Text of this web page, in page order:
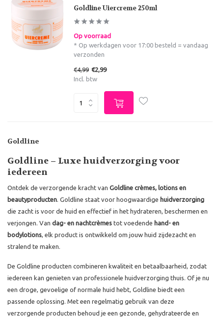
Goldline Uiercreme 250ml
Op voorraad
* Op werkdagen voor 17:00 besteld = vandaag
verzonden
€4,99 €2,99
Incl. btw
Goldline
Goldline – Luxe huidverzorging voor
iedereen
Ontdek de verzorgende kracht van Goldline crèmes, lotions en
beautyproducten. Goldline staat voor hoogwaardige huidverzorging
die zacht is voor de huid en effectief in het hydrateren, beschermen en
verjongen. Van dag- en nachtcrèmes tot voedende hand- en
bodylotions, elk product is ontwikkeld om jouw huid zijdezacht en
stralend te maken.
De Goldline producten combineren kwaliteit en betaalbaarheid, zodat
iedereen kan genieten van professionele huidverzorging thuis. Of je nu
een droge, gevoelige of normale huid hebt, Goldline biedt een
passende oplossing. Met een regelmatig gebruik van deze
verzorgende producten behoud je een gezonde, gehydrateerde en